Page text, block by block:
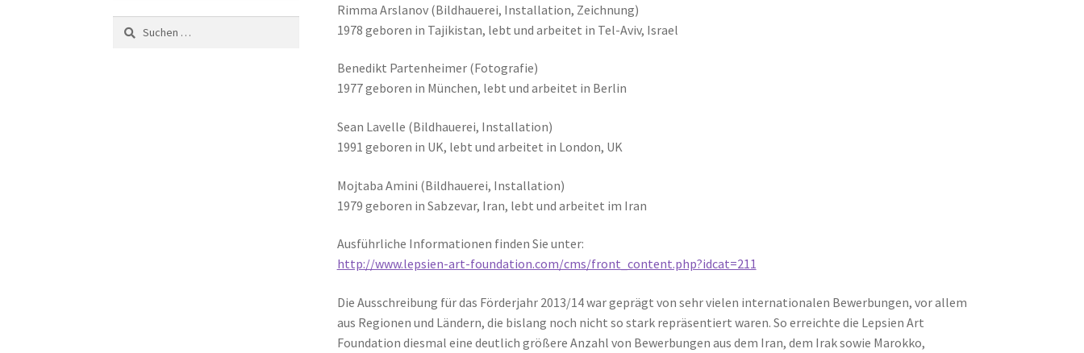
Rimma Arslanov (Bildhauerei, Installation, Zeichnung)
1978 geboren in Tajikistan, lebt und arbeitet in Tel-Aviv, Israel
Benedikt Partenheimer (Fotografie)
1977 geboren in München, lebt und arbeitet in Berlin
Sean Lavelle (Bildhauerei, Installation)
1991 geboren in UK, lebt und arbeitet in London, UK
Mojtaba Amini (Bildhauerei, Installation)
1979 geboren in Sabzevar, Iran, lebt und arbeitet im Iran
Ausführliche Informationen finden Sie unter:
http://www.lepsien-art-foundation.com/cms/front_content.php?idcat=211
Die Ausschreibung für das Förderjahr 2013/14 war geprägt von sehr vielen internationalen Bewerbungen, vor allem
aus Regionen und Ländern, die bislang noch nicht so stark repräsentiert waren. So erreichte die Lepsien Art
Foundation diesmal eine deutlich größere Anzahl von Bewerbungen aus dem Iran, dem Irak sowie Marokko,
Suchen
nach: